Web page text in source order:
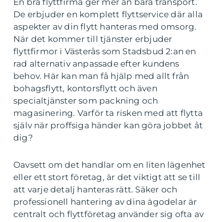
En bra flyttfirma ger mer än bara transport.
De erbjuder en komplett flyttservice där alla
aspekter av din flytt hanteras med omsorg.
När det kommer till tjänster erbjuder
flyttfirmor i Västerås som Stadsbud 2:an en
rad alternativ anpassade efter kundens
behov. Här kan man få hjälp med allt från
bohagsflytt, kontorsflytt och även
specialtjänster som packning och
magasinering. Varför ta risken med att flytta
själv när proffsiga händer kan göra jobbet åt
dig?
Oavsett om det handlar om en liten lägenhet
eller ett stort företag, är det viktigt att se till
att varje detalj hanteras rätt. Säker och
professionell hantering av dina ägodelar är
centralt och flyttföretag använder sig ofta av